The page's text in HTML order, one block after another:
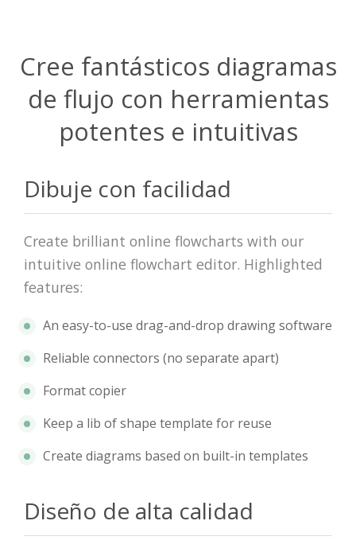
Cree fantásticos diagramas
de flujo con herramientas
potentes e intuitivas
Dibuje con facilidad
Create brilliant online flowcharts with our
intuitive online flowchart editor. Highlighted
features:
An easy-to-use drag-and-drop drawing software
Reliable connectors (no separate apart)
Format copier
Keep a lib of shape template for reuse
Create diagrams based on built-in templates
Diseño de alta calidad